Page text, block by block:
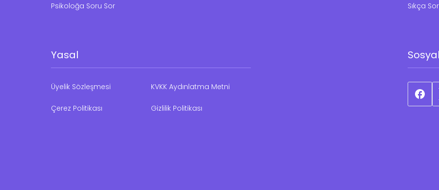
Psikoloğa Soru Sor Sıkça
Yasal
Üyelik Sözleşmesi KVKK Aydınlatma Metni
Çerez Politikası Gizlilik Politikası